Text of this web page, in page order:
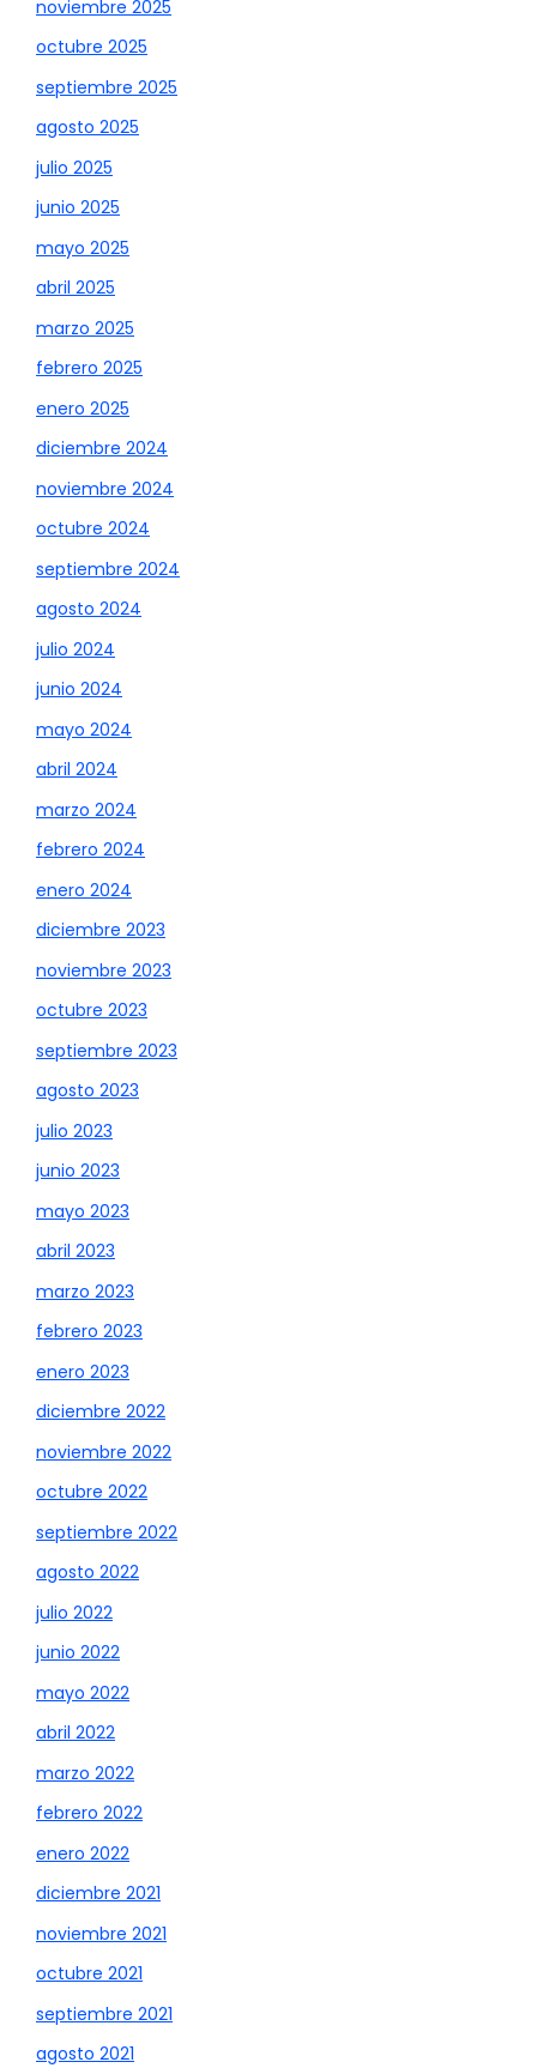
noviembre 2025
octubre 2025
septiembre 2025
agosto 2025
julio 2025
junio 2025
mayo 2025
abril 2025
marzo 2025
febrero 2025
enero 2025
diciembre 2024
noviembre 2024
octubre 2024
septiembre 2024
agosto 2024
julio 2024
junio 2024
mayo 2024
abril 2024
marzo 2024
febrero 2024
enero 2024
diciembre 2023
noviembre 2023
octubre 2023
septiembre 2023
agosto 2023
julio 2023
junio 2023
mayo 2023
abril 2023
marzo 2023
febrero 2023
enero 2023
diciembre 2022
noviembre 2022
octubre 2022
septiembre 2022
agosto 2022
julio 2022
junio 2022
mayo 2022
abril 2022
marzo 2022
febrero 2022
enero 2022
diciembre 2021
noviembre 2021
octubre 2021
septiembre 2021
agosto 2021